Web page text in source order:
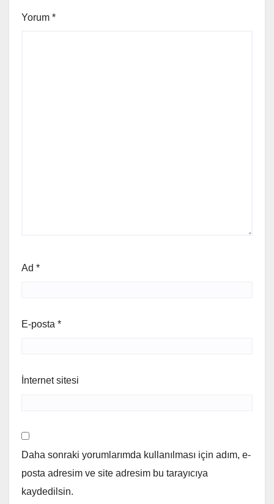
Yorum *
Ad *
E-posta *
İnternet sitesi
Daha sonraki yorumlarımda kullanılması için adım, e-
posta adresim ve site adresim bu tarayıcıya
kaydedilsin.